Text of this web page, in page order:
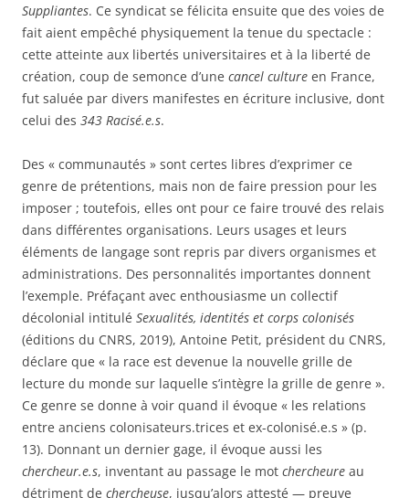
Suppliantes. Ce syndicat se félicita ensuite que des voies de
fait aient empêché physiquement la tenue du spectacle :
cette atteinte aux libertés universitaires et à la liberté de
création, coup de semonce d’une cancel culture en France,
fut saluée par divers manifestes en écriture inclusive, dont
celui des 343 Racisé.e.s.
Des « communautés » sont certes libres d’exprimer ce
genre de prétentions, mais non de faire pression pour les
imposer ; toutefois, elles ont pour ce faire trouvé des relais
dans différentes organisations. Leurs usages et leurs
éléments de langage sont repris par divers organismes et
administrations. Des personnalités importantes donnent
l’exemple. Préfaçant avec enthousiasme un collectif
décolonial intitulé Sexualités, identités et corps colonisés
(éditions du CNRS, 2019), Antoine Petit, président du CNRS,
déclare que « la race est devenue la nouvelle grille de
lecture du monde sur laquelle s’intègre la grille de genre ».
Ce genre se donne à voir quand il évoque « les relations
entre anciens colonisateurs.trices et ex-colonisé.e.s » (p.
13). Donnant un dernier gage, il évoque aussi les
chercheur.e.s, inventant au passage le mot chercheure au
détriment de chercheuse, jusqu’alors attesté — preuve